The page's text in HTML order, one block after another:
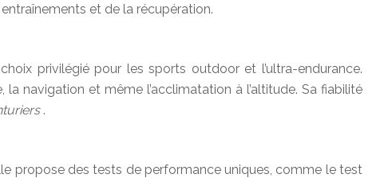
et de la récupération.
privilégié pour les sports outdoor et l’ultra-endurance.
navigation et même l’acclimatation à l’altitude. Sa fiabilité
.
propose des tests de performance uniques, comme le test